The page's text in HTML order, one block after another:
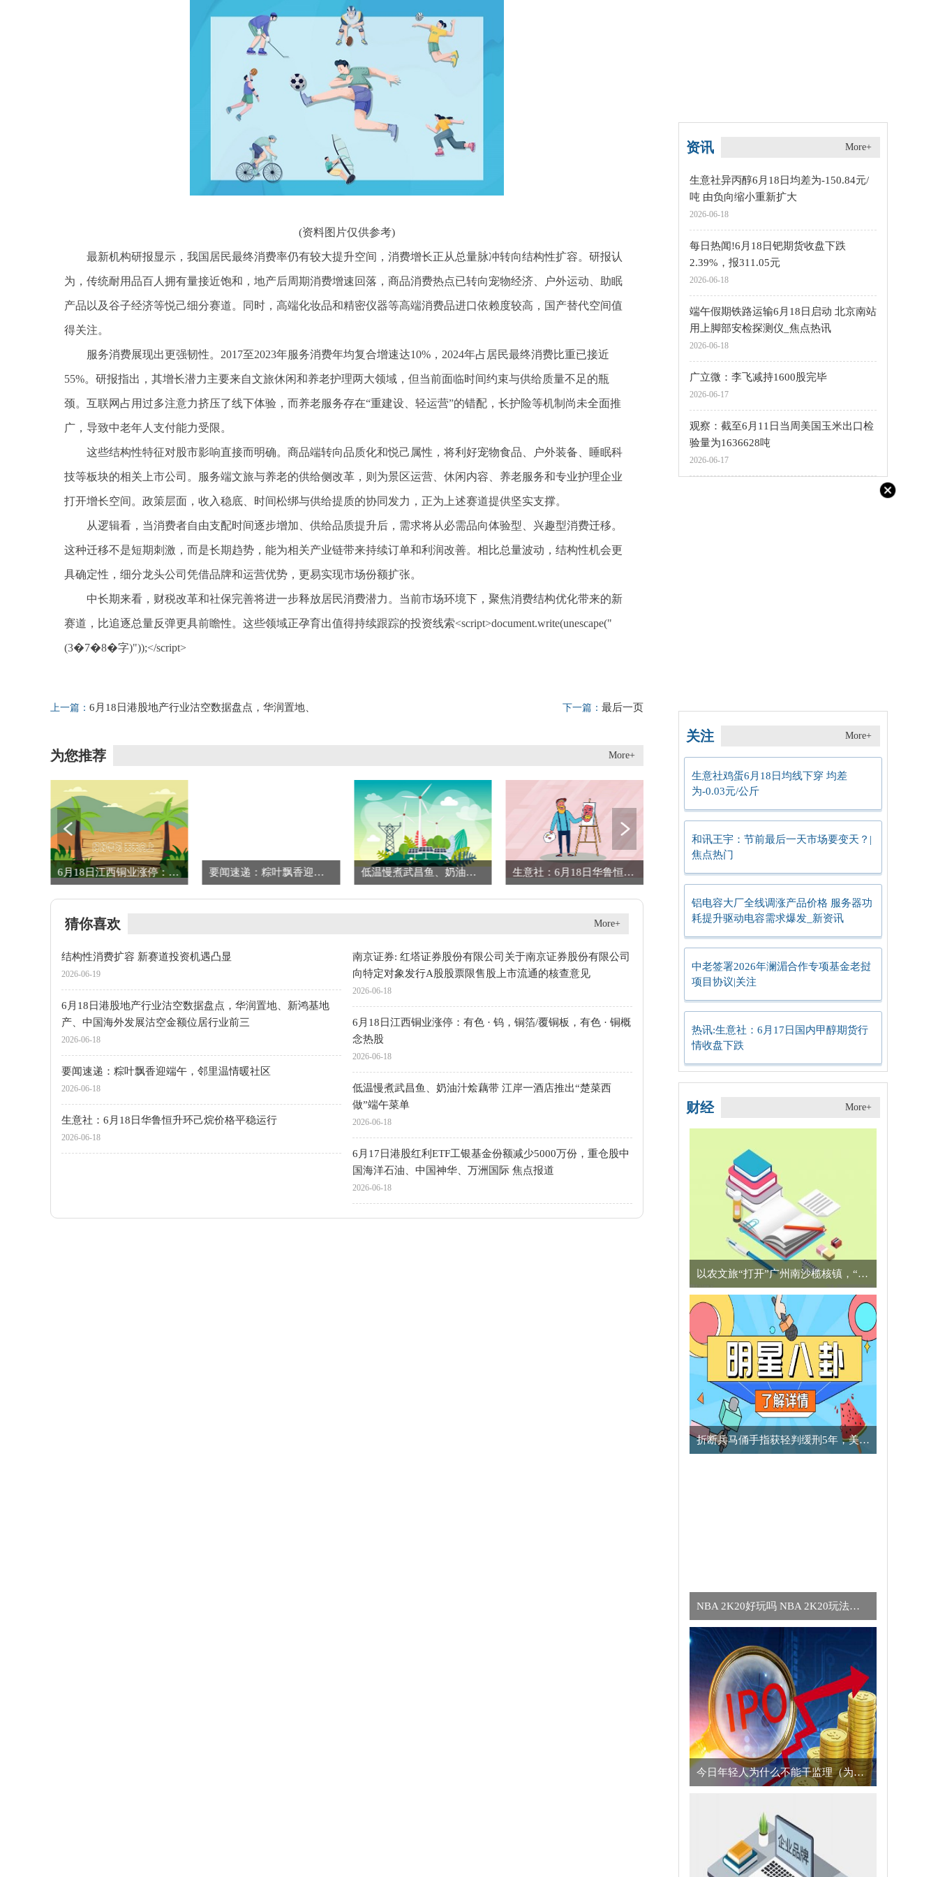
(资料图片仅供参考)
最新机构研报显示，我国居民最终消费率仍有较大提升空间，消费增长正从总量脉冲转向结构性扩容。研报认
为，传统耐用品百人拥有量接近饱和，地产后周期消费增速回落，商品消费热点已转向宠物经济、户外运动、助眠
产品以及谷子经济等悦己细分赛道。同时，高端化妆品和精密仪器等高端消费品进口依赖度较高，国产替代空间值
得关注。
服务消费展现出更强韧性。2017至2023年服务消费年均复合增速达10%，2024年占居民最终消费比重已接近
55%。研报指出，其增长潜力主要来自文旅休闲和养老护理两大领域，但当前面临时间约束与供给质量不足的瓶
颈。互联网占用过多注意力挤压了线下体验，而养老服务存在“重建设、轻运营”的错配，长护险等机制尚未全面推
广，导致中老年人支付能力受限。
这些结构性特征对股市影响直接而明确。商品端转向品质化和悦己属性，将利好宠物食品、户外装备、睡眠科
技等板块的相关上市公司。服务端文旅与养老的供给侧改革，则为景区运营、休闲内容、养老服务和专业护理企业
打开增长空间。政策层面，收入稳底、时间松绑与供给提质的协同发力，正为上述赛道提供坚实支撑。
从逻辑看，当消费者自由支配时间逐步增加、供给品质提升后，需求将从必需品向体验型、兴趣型消费迁移。
这种迁移不是短期刺激，而是长期趋势，能为相关产业链带来持续订单和利润改善。相比总量波动，结构性机会更
具确定性，细分龙头公司凭借品牌和运营优势，更易实现市场份额扩张。
中长期来看，财税改革和社保完善将进一步释放居民消费潜力。当前市场环境下，聚焦消费结构优化带来的新
赛道，比追逐总量反弹更具前瞻性。这些领域正孕育出值得持续跟踪的投资线索<script>document.write(unescape("
(3�7�8�字)"));</script>
上一篇： 6月18日港股地产行业沽空数据盘点，华润置地、
下一篇： 最后一页
为您推荐 More+
6月18日江西铜业涨停：有色 · 钨，铜箔/覆铜板，有色 · 铜概念热股 要闻速递：粽叶飘香迎端午，邻里温情暖社区 低温慢煮武昌鱼、奶油汁烩藕带 江岸一酒店推出“楚菜西做”端午菜单 生意社：6月18日华鲁恒升环己烷价格平稳运行 6月17日港股红利ETF工银基金份额减少5000万份，重仓股中国海洋石油、中国神华、万洲国际 焦点报道
猜你喜欢 More+
结构性消费扩容 新赛道投资机遇凸显
2026-06-19
南京证券: 红塔证券股份有限公司关于南京证券股份有限公司
向特定对象发行A股股票限售股上市流通的核查意见
2026-06-18
6月18日港股地产行业沽空数据盘点，华润置地、新鸿基地
产、中国海外发展沽空金额位居行业前三
2026-06-18
6月18日江西铜业涨停：有色 · 钨，铜箔/覆铜板，有色 · 铜概
念热股
2026-06-18
要闻速递：粽叶飘香迎端午，邻里温情暖社区
2026-06-18
低温慢煮武昌鱼、奶油汁烩藕带 江岸一酒店推出“楚菜西
做”端午菜单
2026-06-18
生意社：6月18日华鲁恒升环己烷价格平稳运行
2026-06-18
6月17日港股红利ETF工银基金份额减少5000万份，重仓股中
国海洋石油、中国神华、万洲国际 焦点报道
2026-06-18
资讯 More+
生意社异丙醇6月18日均差为-150.84元/
吨 由负向缩小重新扩大
2026-06-18
每日热闻!6月18日钯期货收盘下跌
2.39%，报311.05元
2026-06-18
端午假期铁路运输6月18日启动 北京南站
用上脚部安检探测仪_焦点热讯
2026-06-18
广立微：李飞减持1600股完毕
2026-06-17
观察：截至6月11日当周美国玉米出口检
验量为1636628吨
2026-06-17
关注 More+
生意社鸡蛋6月18日均线下穿 均差
为-0.03元/公斤
和讯王宇：节前最后一天市场要变天？|
焦点热门
铝电容大厂全线调涨产品价格 服务器功
耗提升驱动电容需求爆发_新资讯
中老签署2026年澜湄合作专项基金老挝
项目协议|关注
热讯:生意社：6月17日国内甲醇期货行
情收盘下跌
财经 More+
以农文旅“打开”广州南沙榄核镇，“星海故里”别有一番风味
​折断兵马俑手指获轻判缓刑5年，美国男子向中方致歉
NBA 2K20好玩吗 NBA 2K20玩法简介
今日年轻人为什么不能干监理（为什么年轻人不适合干监理的真正原因）